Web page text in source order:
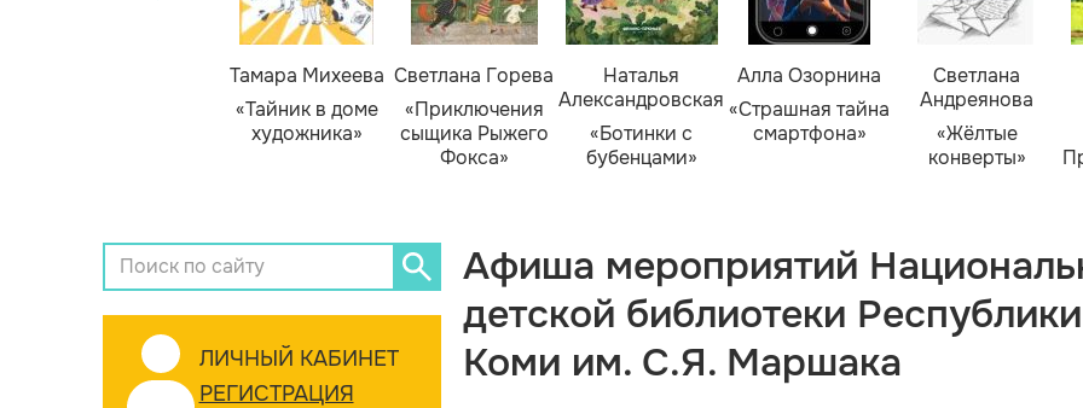
Тамара Михеева
«Тайник в доме
художника»
Светлана Горева
«Приключения
сыщика Рыжего
Фокса»
Наталья
Александровская
«Ботинки с
бубенцами»
Алла Озорнина
«Страшная тайна
смартфона»
Светлана
Андреянова
«Жёлтые
конверты»
ЛИЧНЫЙ КАБИНЕТ
РЕГИСТРАЦИЯ
Афиша мероприятий
детской библиотеки Республики
Коми им. С.Я. Маршака